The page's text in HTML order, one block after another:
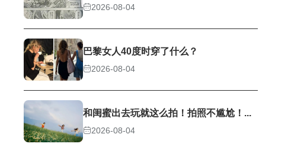
2026-08-04
巴黎女人40度时穿了什么？
2026-08-04
和闺蜜出去玩就这么拍！拍照不尴尬！...
2026-08-04